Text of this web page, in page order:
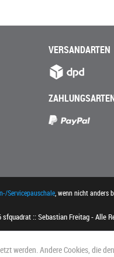
VERSANDARTEN
Servicepauschale, wenn nicht anders
:: Sebastian Freitag - Alle
werden. Andere Cookies, die